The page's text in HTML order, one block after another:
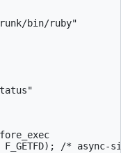
bin/ruby"
/* async-